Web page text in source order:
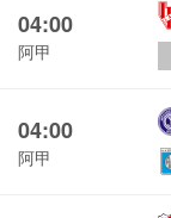
04:00
阿甲
04:00
阿甲